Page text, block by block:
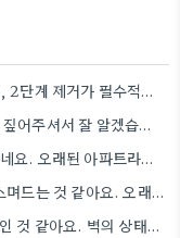
유성 페인트 위에 수성 페인트를 덧칠한 경우, 2단계 제거가 필수적이라는 점을 강조해야겠네요.
샌딩 작업 후에 사포 입자가 얼마나 중요한지 짚어주셔서 잘 알겠습니다. 특히 얇은 사포를 여러 번…
바닥 줄눈 상태를 꼼꼼히 살펴보는 게 중요하네요. 오래된 아파트라면 줄눈부터 망가지기 쉬울 것 같아요.
특히 겨울철 습도 때문에 틈새로 물이 더 잘 스며드는 것 같아요. 오래된 건물일수록 이런 부분에…
고압 세척 후 프라이머 2회 도포하는 게 핵심인 것 같아요. 벽의 상태에 따라 흡수율이 달라지니까,…